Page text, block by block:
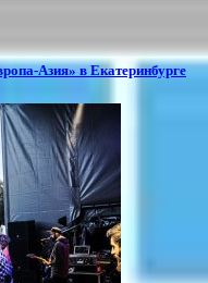
Азия» в Екатеринбурге